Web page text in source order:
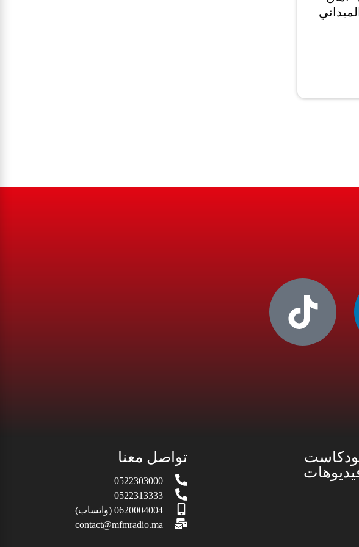
تواصل معنا
0522303000
0522313333
0620004004 (واتساب)
contact@mfmradio.ma